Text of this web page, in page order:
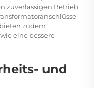
zuverlässigen Betrieb
zudem
eine bessere
und